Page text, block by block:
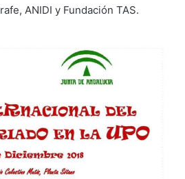
ANIDI y Fundación TAS.